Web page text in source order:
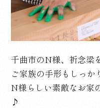
千曲市のN様、祈念梁
ご家族の手形もしっか
N様らしい素敵なお家
♪